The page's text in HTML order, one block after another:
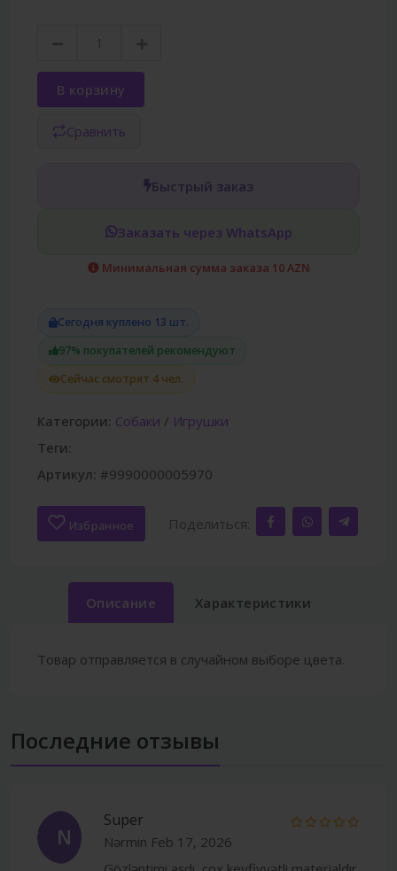
В корзину
Сравнить
Быстрый заказ
Заказать через WhatsApp
Минимальная сумма заказа 10 AZN
Сегодня куплено 13 шт.
97% покупателей рекомендуют
Сейчас смотрят 4 чел.
Категории: Собаки / Игрушки
Теги:
Артикул: #9990000005970
Избранное Поделиться:
Описание Характеристики
Товар отправляется в случайном выборе цвета.
Последние отзывы
N
Super
Nərmin Feb 17, 2026